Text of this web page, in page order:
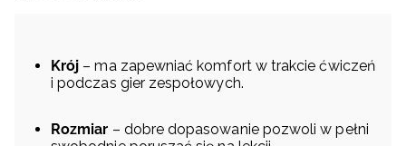
Krój – ma zapewniać komfort w trakcie ćwiczeń
i podczas gier zespołowych.
Rozmiar – dobre dopasowanie pozwoli w pełni